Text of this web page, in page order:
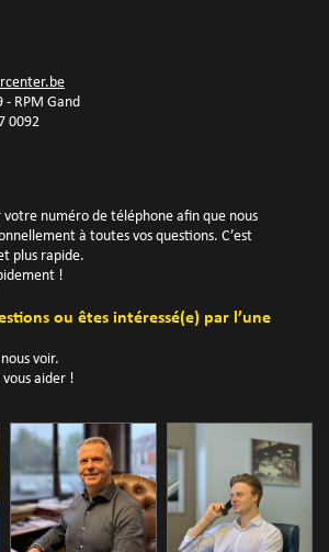
- RPM Gand
0092
votre numéro de téléphone afin que nous
à toutes vos questions. C’est
plus rapide.
!
ou êtes intéressé(e) par l’une
voir.
vous aider !